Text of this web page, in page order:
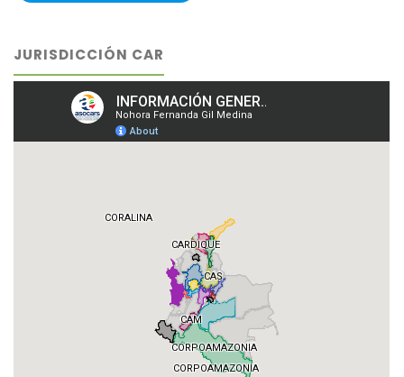
JURISDICCIÓN CAR